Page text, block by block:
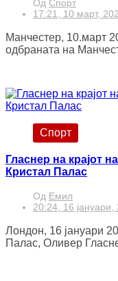
Од Спорт
17:21, 10 март,
Манчестер, 10.март
одбраната на
Спорт
Гласнер на крајот
Кристал Палас
Од Емил
20:24, 16 јануари,
Лондон, 16 јануари
Палас, Оливер